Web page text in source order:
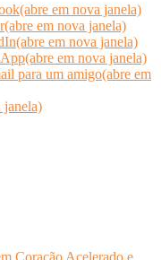
em nova janela)
em nova janela)
em nova janela)
em nova janela)
para um amigo(abre em
janela)
Coração Acelerado e